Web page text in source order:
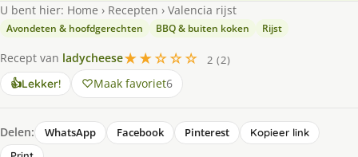
U bent hier: Home › Recepten › Valencia rijst
Avondeten & hoofdgerechten BBQ & buiten koken Rijst
Recept van ladycheese★★☆☆☆
2 (2)
👍Lekker! Maak favoriet6
Delen: WhatsApp Facebook Pinterest
Kopieer link